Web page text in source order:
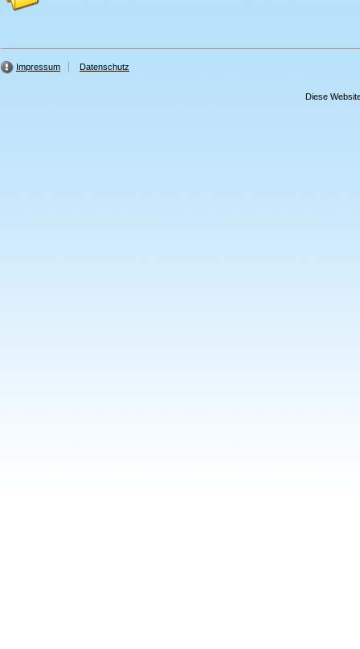
Impressum Datenschutz
Diese